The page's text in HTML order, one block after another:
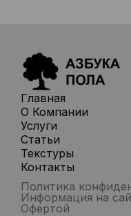
Главная
О Компании
Услуги
Статьи
Текстуры
Контакты
Политика
Информация на
Офертой